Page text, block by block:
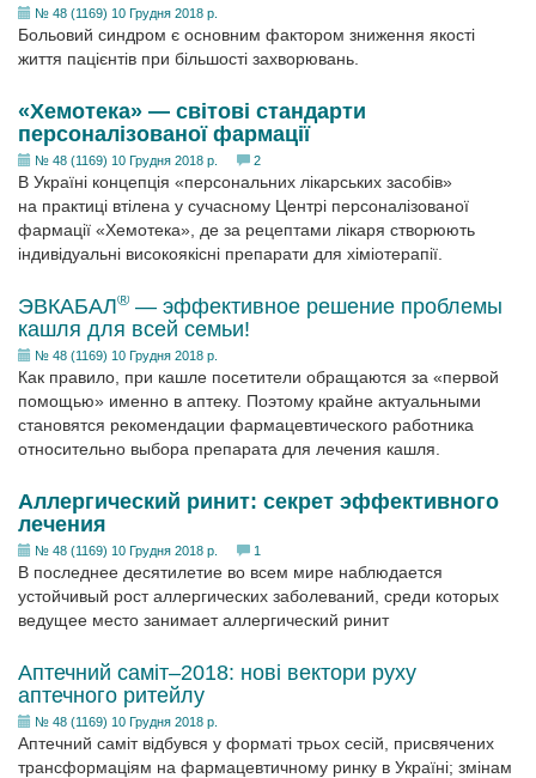
№ 48 (1169) 10 Грудня 2018 р.
Больовий синдром є основним фактором зниження якості
життя пацієнтів при більшості захворювань.
«Хемотека» — світові стандарти
персоналізованої фармації
№ 48 (1169) 10 Грудня 2018 р. 2
В Україні концепція «персональних лікарських засобів»
на практиці втілена у сучасному Центрі персоналізованої
фармації «Хемотека», де за рецептами лікаря створюють
індивідуальні високоякісні препарати для хіміотерапії.
ЭВКАБАЛ® — эффективное решение проблемы
кашля для всей семьи!
№ 48 (1169) 10 Грудня 2018 р.
Как правило, при кашле посетители обращаются за «первой
помощью» именно в аптеку. Поэтому крайне актуальными
становятся рекомендации фармацевтического работника
относительно выбора препарата для лечения кашля.
Аллергический ринит: секрет эффективного
лечения
№ 48 (1169) 10 Грудня 2018 р. 1
В последнее десятилетие во всем мире наблюдается
устойчивый рост аллергических заболеваний, среди которых
ведущее место занимает аллергический ринит
Аптечний саміт–2018: нові вектори руху
аптечного ритейлу
№ 48 (1169) 10 Грудня 2018 р.
Аптечний саміт відбувся у форматі трьох сесій, присвячених
трансформаціям на фармацевтичному ринку в Україні; змінам